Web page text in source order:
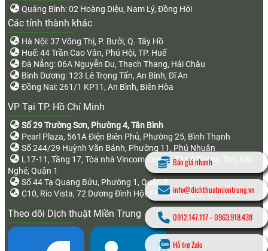
Quảng Bình: 02 Hoàng Diệu, Nam Lý, Đồng Hới
Các tỉnh thành khác
Hà Nội: 37 Võng Thị, P. Bưởi, Q. Tây Hồ
Huế: 44 Trần Cao Vân, Phú Hội, TP. Huế
Đà Nẵng: 06A Nguyễn Du, Thạch Thang, Hải Châu
Bình Dương: 123 Lê Trọng Tấn, An Bình, Dĩ An
Đồng Nai: 261/1 KP11, An Bình, Biên Hòa
VP Tại TP. Hồ Chí Minh
Số 29 Trường Sơn, Phường 4, Tân Bình
Pearl Plaza, 561A Điện Biên Phủ, Phường 25, Bình Thạnh
Số 244/29 Huỳnh Văn Bánh, Phường 11, Phú Nhuận
L17-11, Tầng 17, Tòa nhà Vincom Center, 72 Lê Thánh Tôn, Bến
Nghé, Quận 1
Số 44 Tạ Quang Bửu, Phường 1, Quận 8
C10, Rio Vista, 72 Dương Đình Hội, Phước Long B, TP. Thủ Đức
Theo dõi Dịch thuật Miền Trung
Báo giá nhanh
info@dichthuatmientrung.vn
0912.147.117-0963.918.438
Hỗ trợ Zalo